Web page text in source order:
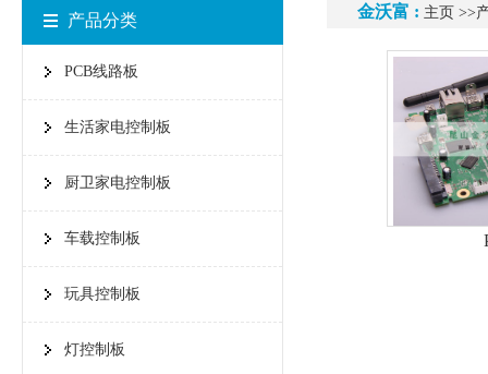
产品分类
PCB线路板
生活家电控制板
厨卫家电控制板
车载控制板
玩具控制板
灯控制板
金沃富 : 主页 >>